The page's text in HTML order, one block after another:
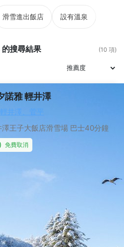
滑雪進出飯店 設有溫泉
搜尋結果 (10 項)
諾雅 輕井澤
輕井澤、菅平
澤王子大飯店滑雪場 巴士40分鐘
免費取消